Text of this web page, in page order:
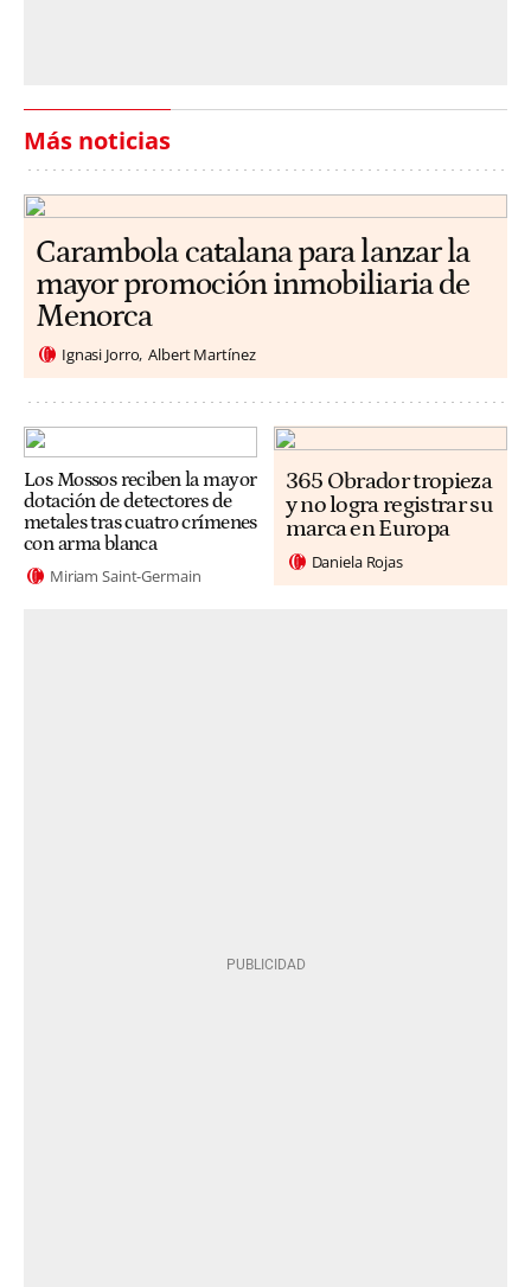
Más noticias
Carambola catalana para lanzar la
mayor promoción inmobiliaria de
Menorca
Ignasi Jorro Albert Martínez
Los Mossos reciben la mayor
dotación de detectores de
metales tras cuatro crímenes
con arma blanca
Miriam Saint-Germain
365 Obrador tropieza
y no logra registrar su
marca en Europa
Daniela Rojas